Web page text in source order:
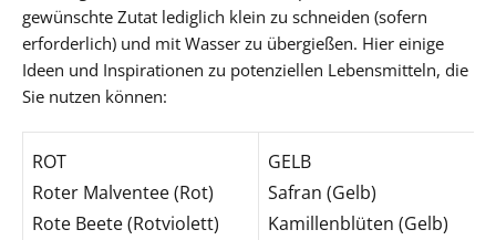
gewünschte Zutat lediglich klein zu schneiden (sofern
erforderlich) und mit Wasser zu übergießen. Hier einige
Ideen und Inspirationen zu potenziellen Lebensmitteln, die
Sie nutzen können:
ROT
Roter Malventee (Rot)
Rote Beete (Rotviolett)
GELB
Safran (Gelb)
Kamillenblüten (Gelb)